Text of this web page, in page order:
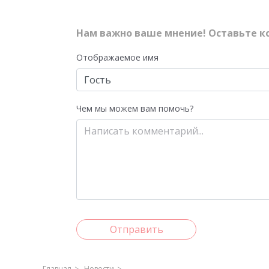
Нам важно ваше мнение! Оставьте
Отображаемое имя
Чем мы можем вам помочь?
Отправить